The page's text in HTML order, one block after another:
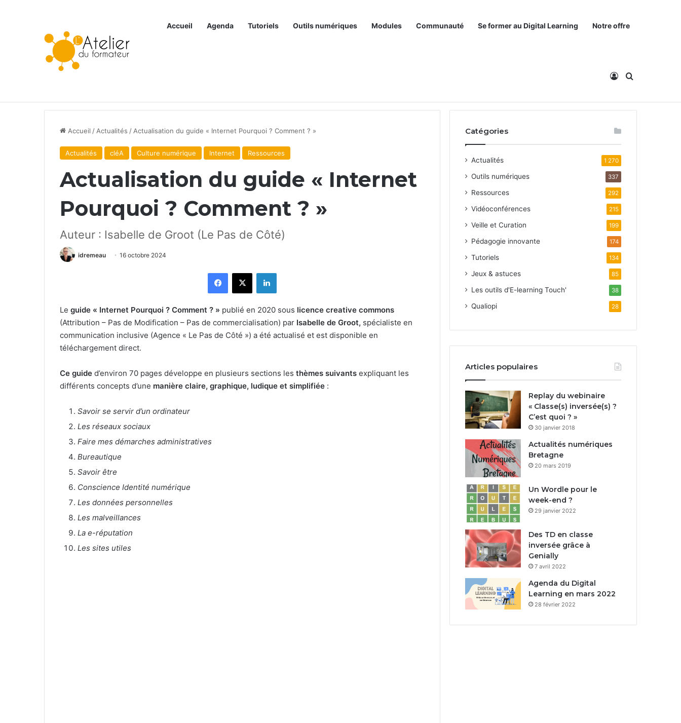
Accueil Agenda Tutoriels Outils numériques Modules Communauté Se former au Digital Learning Notre offre
Connexion
Rechercher
Accueil / Actualités / Actualisation du guide « Internet Pourquoi ? Comment ? »
Actualités cléA Culture numérique Internet Ressources
Actualisation du guide « Internet
Pourquoi ? Comment ? »
Auteur : Isabelle de Groot (Le Pas de Côté)
idremeau 16 octobre 2024
Facebook
X Linkedin
Le guide « Internet Pourquoi ? Comment ? » publié en 2020 sous licence creative commons
(Attribution – Pas de Modification – Pas de commercialisation) par Isabelle de Groot, spécialiste en
communication inclusive (Agence « Le Pas de Côté ») a été actualisé et est disponible en
téléchargement direct.
Ce guide d’environ 70 pages développe en plusieurs sections les thèmes suivants expliquant les
différents concepts d’une manière claire, graphique, ludique et simplifiée :
Savoir se servir d’un ordinateur
Les réseaux sociaux
Faire mes démarches administratives
Bureautique
Savoir être
Conscience Identité numérique
Les données personnelles
Les malveillances
La e-réputation
Les sites utiles
Catégories
Actualités 1 270
Outils numériques 337
Ressources 292
Vidéoconférences 215
Veille et Curation 199
Pédagogie innovante 174
Tutoriels 134
Jeux & astuces 85
Les outils d'E-learning Touch' 38
Qualiopi 28
Articles populaires
Replay du webinaire
« Classe(s) inversée(s) ?
C’est quoi ? »
30 janvier 2018
Actualités numériques
Bretagne
20 mars 2019
Un Wordle pour le
week-end ?
29 janvier 2022
Des TD en classe
inversée grâce à
Genially
7 avril 2022
Agenda du Digital
Learning en mars 2022
28 février 2022